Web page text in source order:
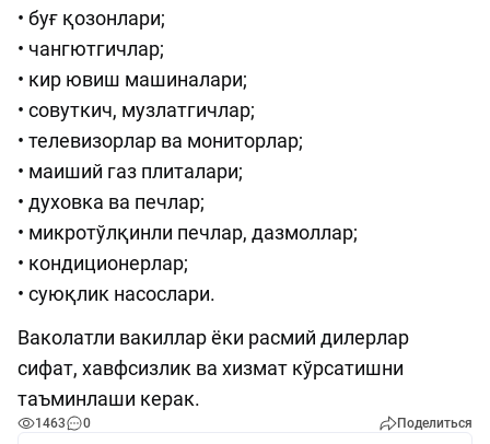
• буғ қозонлари;
• чангютгичлар;
• кир ювиш машиналари;
• совуткич, музлатгичлар;
• телевизорлар ва мониторлар;
• маиший газ плиталари;
• духовка ва печлар;
• микротўлқинли печлар, дазмоллар;
• кондиционерлар;
• суюқлик насослари.
Ваколатли вакиллар ёки расмий дилерлар
сифат, хавфсизлик ва хизмат кўрсатишни
таъминлаши керак.
1463 0 Поделиться